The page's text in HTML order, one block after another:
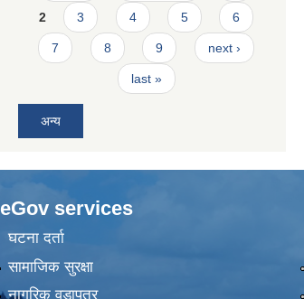
2 3 4 5 6
7 8 9 next ›
last »
अन्य
eGov services
घटना दर्ता
सामाजिक सुरक्षा
नागरिक वडापत्र